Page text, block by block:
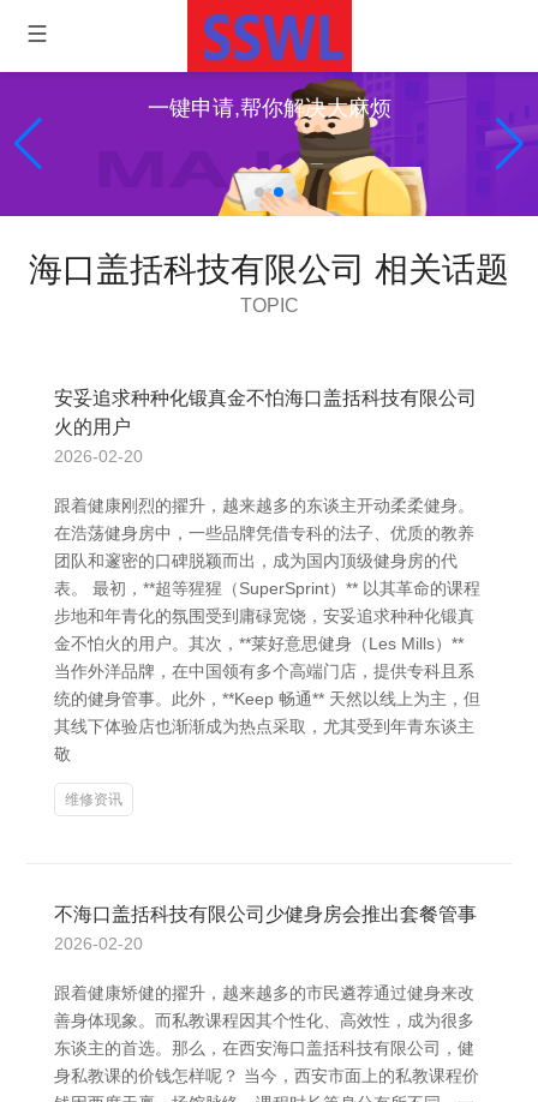
一键申请,帮你解决大麻烦
海口盖括科技有限公司 相关话题
TOPIC
安妥追求种种化锻真金不怕海口盖括科技有限公司
火的用户
2026-02-20
跟着健康刚烈的擢升，越来越多的东谈主开动柔柔健身。
在浩荡健身房中，一些品牌凭借专科的法子、优质的教养
团队和邃密的口碑脱颖而出，成为国内顶级健身房的代
表。 最初，**超等猩猩（SuperSprint）** 以其革命的课程
步地和年青化的氛围受到庸碌宽饶，安妥追求种种化锻真
金不怕火的用户。其次，**莱好意思健身（Les Mills）**
当作外洋品牌，在中国领有多个高端门店，提供专科且系
统的健身管事。此外，**Keep 畅通** 天然以线上为主，但
其线下体验店也渐渐成为热点采取，尤其受到年青东谈主
敬
维修资讯
不海口盖括科技有限公司少健身房会推出套餐管事
2026-02-20
跟着健康矫健的擢升，越来越多的市民遴荐通过健身来改
善身体现象。而私教课程因其个性化、高效性，成为很多
东谈主的首选。那么，在西安海口盖括科技有限公司，健
身私教课的价钱怎样呢？ 当今，西安市面上的私教课程价